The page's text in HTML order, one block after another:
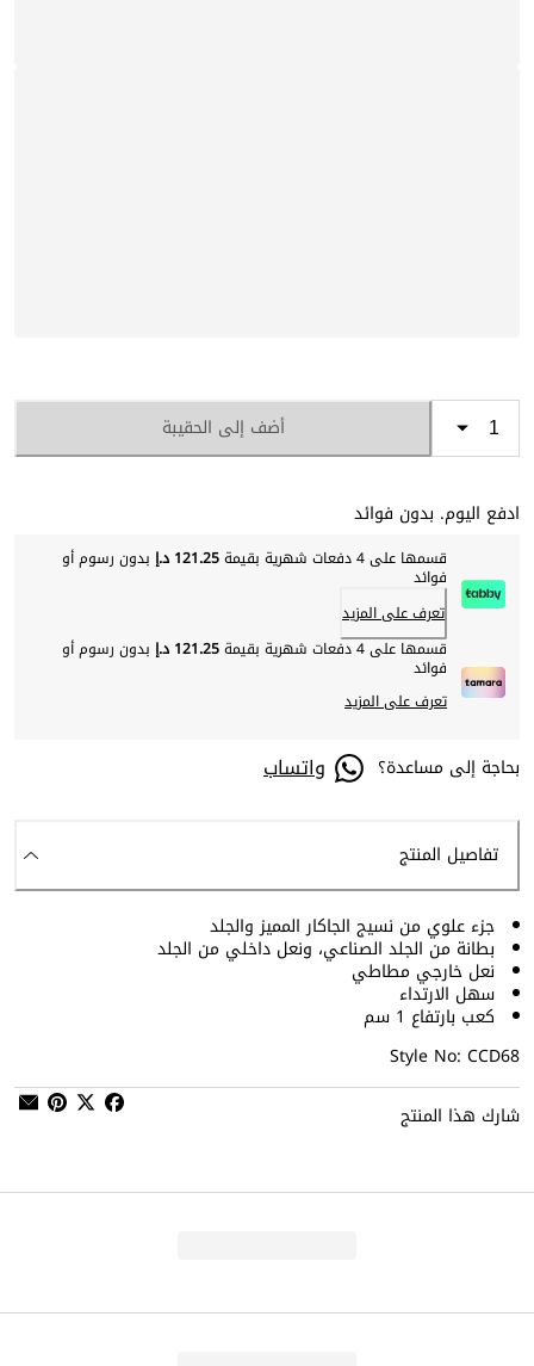
أضف إلى الحقيبة
ادفع اليوم. بدون فوائد
قسمها على 4 دفعات شهرية بقيمة 121.25 د.إ بدون رسوم أو
فوائد
تعرف على المزيد
قسمها على 4 دفعات شهرية بقيمة
121.25 د.إ بدون رسوم أو
فوائد
تعرف على المزيد
بحاجة إلى مساعدة؟ واتساب
تفاصيل المنتج
جزء علوي من نسيج الجاكار المميز والجلد
بطانة من الجلد الصناعي، ونعل داخلي من الجلد
نعل خارجي مطاطي
سهل الارتداء
كعب بارتفاع 1 سم
Style No: CCD68
شارك هذا المنتج